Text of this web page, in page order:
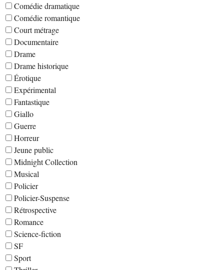
Comédie dramatique
Comédie romantique
Court métrage
Documentaire
Drame
Drame historique
Érotique
Expérimental
Fantastique
Giallo
Guerre
Horreur
Jeune public
Midnight Collection
Musical
Policier
Policier-Suspense
Rétrospective
Romance
Science-fiction
SF
Sport